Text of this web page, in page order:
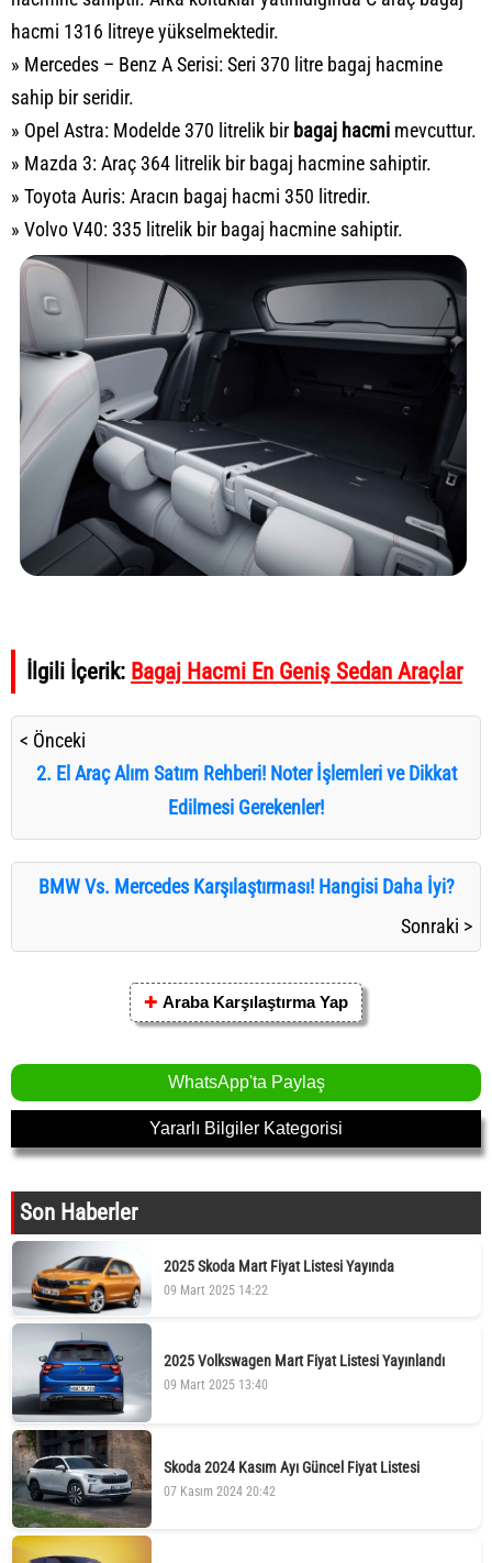
hacmi 1316 litreye yükselmektedir.
» Mercedes – Benz A Serisi: Seri 370 litre bagaj hacmine
sahip bir seridir.
» Opel Astra: Modelde 370 litrelik bir bagaj hacmi mevcuttur.
» Mazda 3: Araç 364 litrelik bir bagaj hacmine sahiptir.
» Toyota Auris: Aracın bagaj hacmi 350 litredir.
» Volvo V40: 335 litrelik bir bagaj hacmine sahiptir.
İlgili İçerik: Bagaj Hacmi En Geniş Sedan Araçlar
< Önceki
2. El Araç Alım Satım Rehberi! Noter İşlemleri ve Dikkat
Edilmesi Gerekenler!
BMW Vs. Mercedes Karşılaştırması! Hangisi Daha İyi?
Sonraki >
✚ Araba Karşılaştırma Yap
WhatsApp'ta Paylaş
Yararlı Bilgiler Kategorisi
Son Haberler
2025 Skoda Mart Fiyat Listesi Yayında
09 Mart 2025 14:22
2025 Volkswagen Mart Fiyat Listesi Yayınlandı
09 Mart 2025 13:40
Skoda 2024 Kasım Ayı Güncel Fiyat Listesi
07 Kasım 2024 20:42